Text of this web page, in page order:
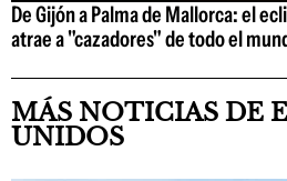
De Gijón a Palma de Mallorca: el
atrae a "cazadores" de todo el
MÁS NOTICIAS DE
UNIDOS